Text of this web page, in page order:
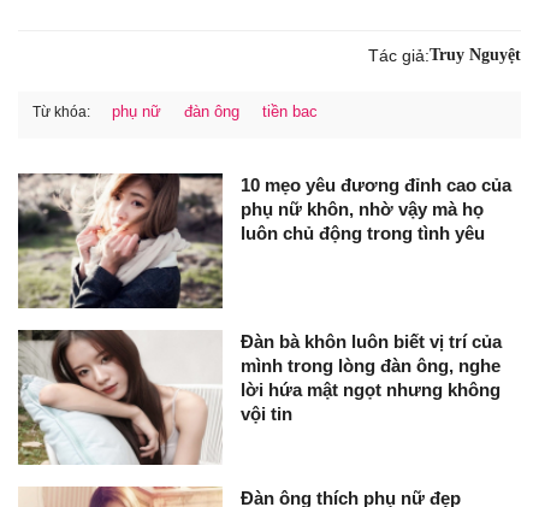
Tác giả:Truy Nguyệt
Từ khóa: phụ nữ đàn ông tiền bac
10 mẹo yêu đương đỉnh cao của
phụ nữ khôn, nhờ vậy mà họ
luôn chủ động trong tình yêu
Đàn bà khôn luôn biết vị trí của
mình trong lòng đàn ông, nghe
lời hứa mật ngọt nhưng không
vội tin
Đàn ông thích phụ nữ đẹp